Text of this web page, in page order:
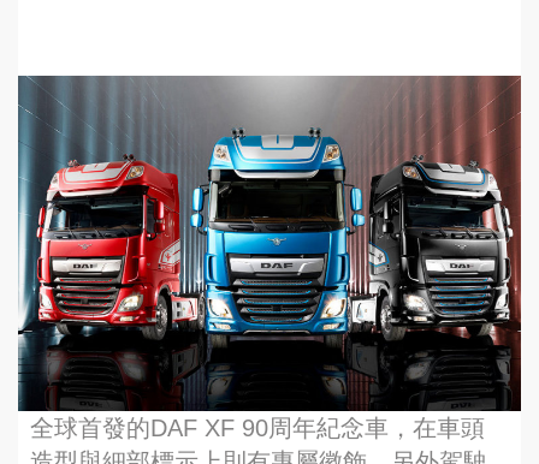
全球首發的DAF XF 90周年紀念車，在車頭